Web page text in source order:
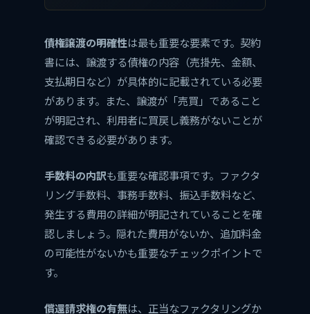
債権譲渡の明確性は最も重要な要素です。契約
書には、譲渡する債権の内容（売掛先、金額、
支払期日など）が具体的に記載されている必要
があります。また、譲渡が「売買」であること
が明記され、利用者に買戻し義務がないことが
確認できる必要があります。
手数料の内訳も重要な確認事項です。ファクタ
リング手数料、事務手数料、振込手数料など、
発生する費用の詳細が明記されていることを確
認しましょう。隠れた費用がないか、追加料金
の可能性がないかも重要なチェックポイントで
す。
償還請求権の有無は、正当なファクタリングか